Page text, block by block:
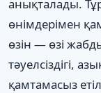
анықталады.
өнімдерімен
өзін — өзі
тәуелсіздігі,
қамтамасыз